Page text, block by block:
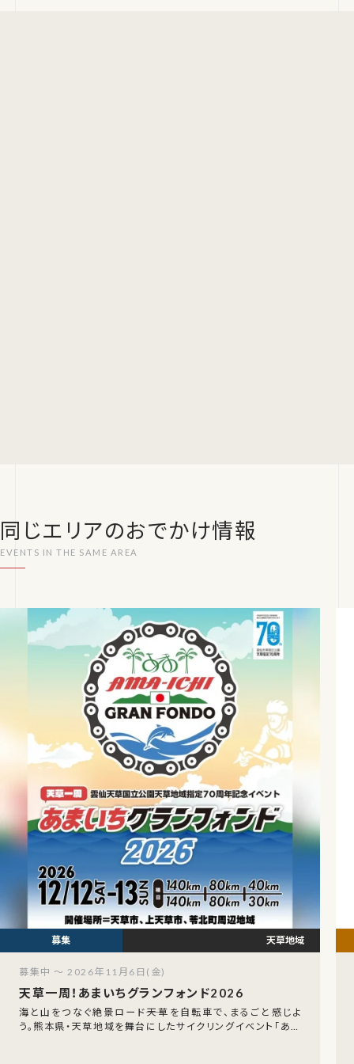
同じエリアのおでかけ情報
天草一周！あまいちグランフォンド2026
海と山をつなぐ絶景ロード――天草を自転車で、まるごと感じよ
う。熊本県・天草地域を舞台にしたサイクリングイベント「あま
天草地域
募集中 ～ 2026年11月6日(金)